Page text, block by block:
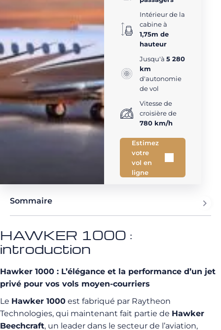
Intérieur de la
cabine à
1,75m de
hauteur
Jusqu'à 5 280
km
d'autonomie
de vol
Vitesse de
croisière de
780 km/h
Estimez
votre
vol en
ligne
Sommaire
HAWKER 1000 :
introduction
Hawker 1000 : L’élégance et la performance d’un jet
privé pour vos vols moyen-courriers
Le Hawker 1000 est fabriqué par Raytheon
Technologies, qui maintenant fait partie de Hawker
Beechcraft, un leader dans le secteur de l’aviation,